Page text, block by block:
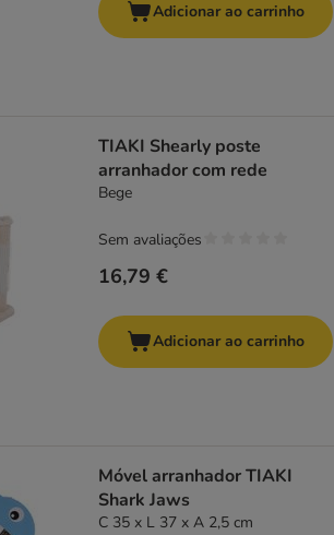
Adicionar ao carrinho
TIAKI Shearly poste
arranhador com rede
Bege
16,79 €
Sem avaliações
Adicionar ao carrinho
Móvel arranhador TIAKI
Shark Jaws
C 35 x L 37 x A 2,5 cm